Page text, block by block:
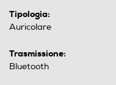
Tipologia:
Auricolare
Trasmissione:
Bluetooth